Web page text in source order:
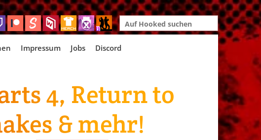
Search
for:
Impressum Jobs Discord
4, Return to
& mehr!